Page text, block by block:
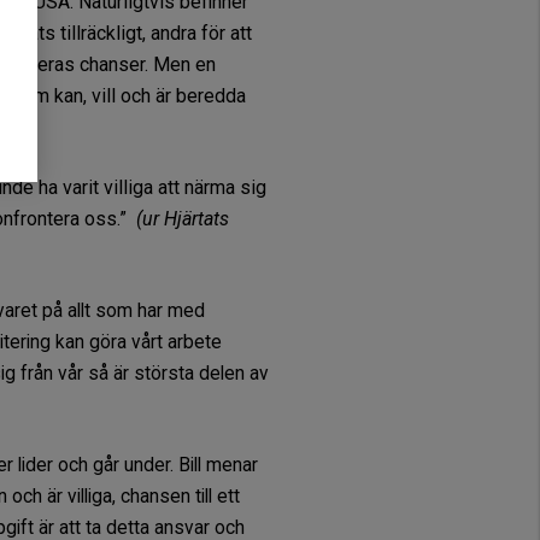
tillräckligt, andra för att
deras chanser. Men en
kan, vill och är beredda
ha varit villiga att närma sig
oss.” (ur Hjärtats
på allt som har med
kan göra vårt arbete
från vår så är största delen av
lider och går under. Bill menar
är villiga, chansen till ett
är att ta detta ansvar och